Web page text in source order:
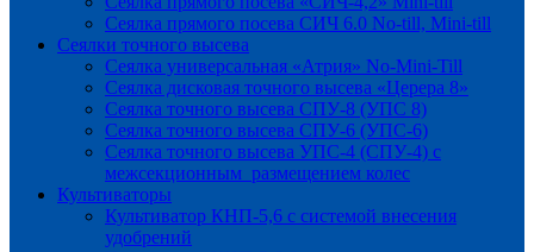
Сеялка прямого посева СИЧ 6.0 No-till, Mini-till
Сеялки точного высева
Сеялка универсальная «Атрия» No-Mini-Till
Сеялка дисковая точного высева «Церера 8»
Сеялка точного высева СПУ-8 (УПС 8)
Сеялка точного высева СПУ-6 (УПС-6)
Сеялка точного высева УПС-4 (СПУ-4) с
межсекционным размещением колес
Культиваторы
Культиватор КНП-5,6 с системой внесения
удобрений